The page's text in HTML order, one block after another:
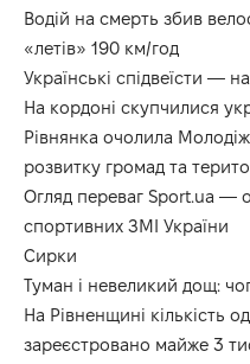
Водій на смерть збив
«летів» 190 км/год
Українські спідвеїсти —
На кордоні скупчилися
Рівнянка очолила
розвитку громад та
Огляд переваг Sport.ua —
спортивних ЗМІ України
Сирки
Туман і невеликий дощ:
На Рівненщині кількість
зареєстровано майже 3